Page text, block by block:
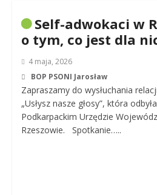
Self-adwokaci w
o tym, co jest dla
4 maja, 2026
BOP PSONI Jarosław
Zapraszamy do wysłuchania
„Usłysz nasze głosy”, która
Podkarpackim Urzędzie
Rzeszowie. Spotkanie…..